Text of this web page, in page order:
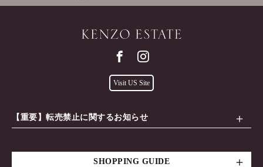
Visit US Site
【重要】転売禁止に関するお知らせ
SHOPPING GUIDE